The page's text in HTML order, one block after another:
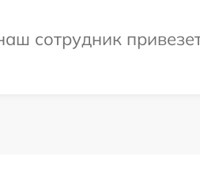
сотрудник